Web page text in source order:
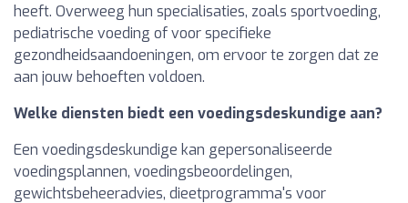
heeft. Overweeg hun specialisaties, zoals sportvoeding,
pediatrische voeding of voor specifieke
gezondheidsaandoeningen, om ervoor te zorgen dat ze
aan jouw behoeften voldoen.
Welke diensten biedt een voedingsdeskundige aan?
Een voedingsdeskundige kan gepersonaliseerde
voedingsplannen, voedingsbeoordelingen,
gewichtsbeheeradvies, dieetprogramma's voor